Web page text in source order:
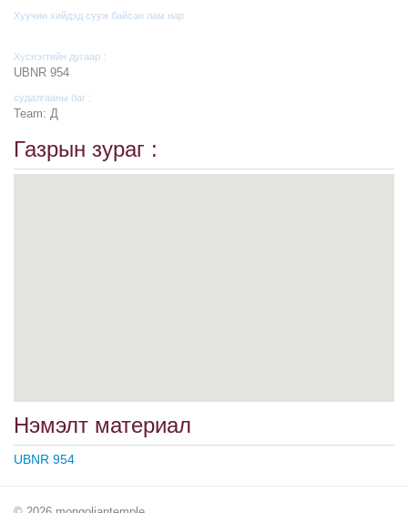
Хуучин хийдэд сууж байсан лам нар
Хүснэгтийн дугаар :
UBNR 954
судалгааны баг :
Team: Д
Газрын зураг :
Нэмэлт материал
UBNR 954